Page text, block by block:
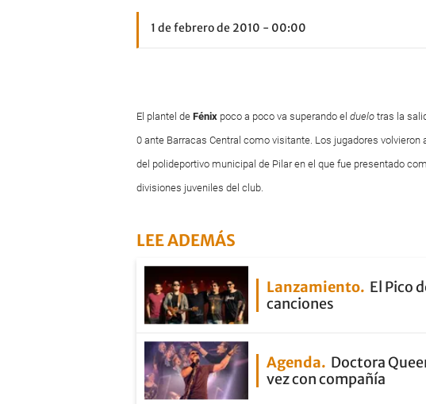
1 de febrero de 2010 - 00:00
El plantel de Fénix poco a poco va superando el duelo tras la
0 ante Barracas Central como visitante. Los jugadores volvieron
del polideportivo municipal de Pilar en el que fue presentado
divisiones juveniles del club.
LEE ADEMÁS
Lanzamiento El Pico
canciones
Agenda
Doctora
vez con compañía